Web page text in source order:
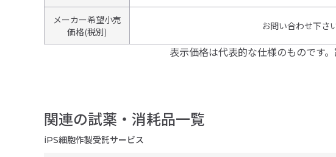
メーカー希望小売
価格(税別)
お問い合わせ下さ
表示価格は代表的な仕様のものです
関連の試薬・消耗品一覧
iPS細胞作製受託サービス